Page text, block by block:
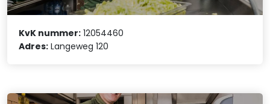
KvK nummer: 12054460
Adres: Langeweg 120